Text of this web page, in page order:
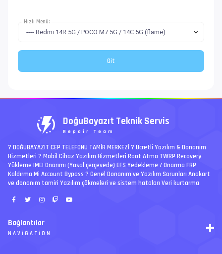
Hızlı Menü:
DoğuBayazıt Teknik Servis
Repair Team
? DOĞUBAYAZIT CEP TELEFONU TAMİR MERKEZİ ?️ Ücretli Yazılım & Donanım
Hizmetleri ? Mobil Cihaz Yazılım Hizmetleri Root Atma TWRP Recovery
Yükleme IMEI Onarımı (Yasal çerçevede) EFS Yedekleme / Onarma FRP
Kaldırma Mi Account Bypass ? Genel Donanım ve Yazılım Sorunları Anakart
ve donanım tamiri Yazılım çökmeleri ve sistem hataları Veri kurtarma
Bağlantılar
NAVIGATION